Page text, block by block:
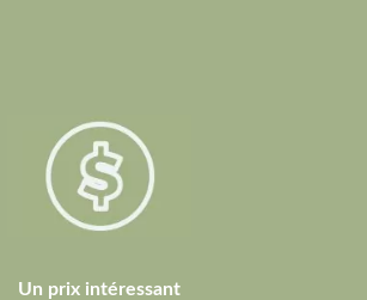
Un prix intéressant